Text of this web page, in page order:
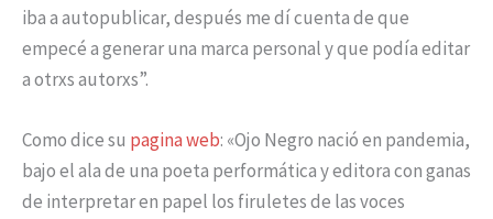
iba a autopublicar, después me dí cuenta de que
empecé a generar una marca personal y que podía editar
a otrxs autorxs”.
Como dice su pagina web: «Ojo Negro nació en pandemia,
bajo el ala de una poeta performática y editora con ganas
de interpretar en papel los firuletes de las voces